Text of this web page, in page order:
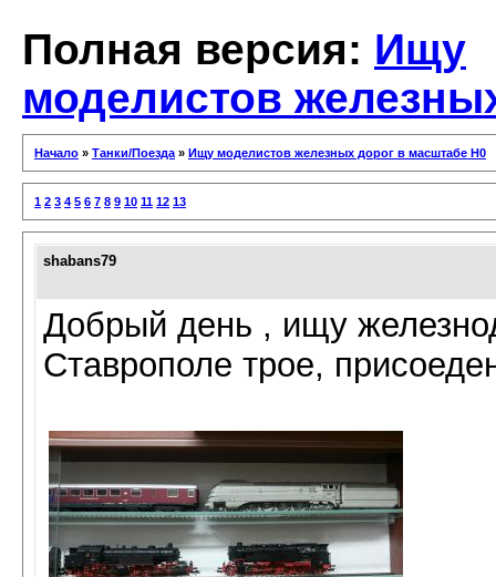
Полная версия: Ищу
моделистов
Начало » Танки/Поезда » Ищу моделистов железных дорог в масштабе Н0
1 2 3 4 5 6 7 8 9 10 11 12 13
shabans79
Добрый день , ищу
Ставрополе трое,